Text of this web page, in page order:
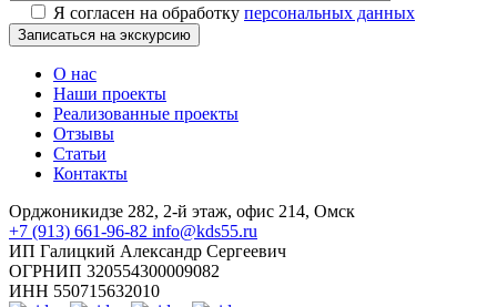
Я согласен на обработку персональных данных
О нас
Наши проекты
Реализованные проекты
Отзывы
Статьи
Контакты
Орджоникидзе 282, 2-й этаж, офис 214, Омск
+7 (913) 661-96-82 info@kds55.ru
ИП Галицкий Александр Сергеевич
ОГРНИП 320554300009082
ИНН 550715632010